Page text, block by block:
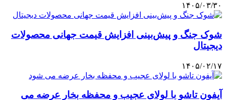
۱۴۰۵/۰۳/۳۰
شوک جنگ و پیش‌بینی افزایش قیمت جهانی محصولات
دیجیتال
۱۴۰۵/۰۲/۱۷
آیفون تاشو با لولای عجیب و محفظه بخار عرضه می